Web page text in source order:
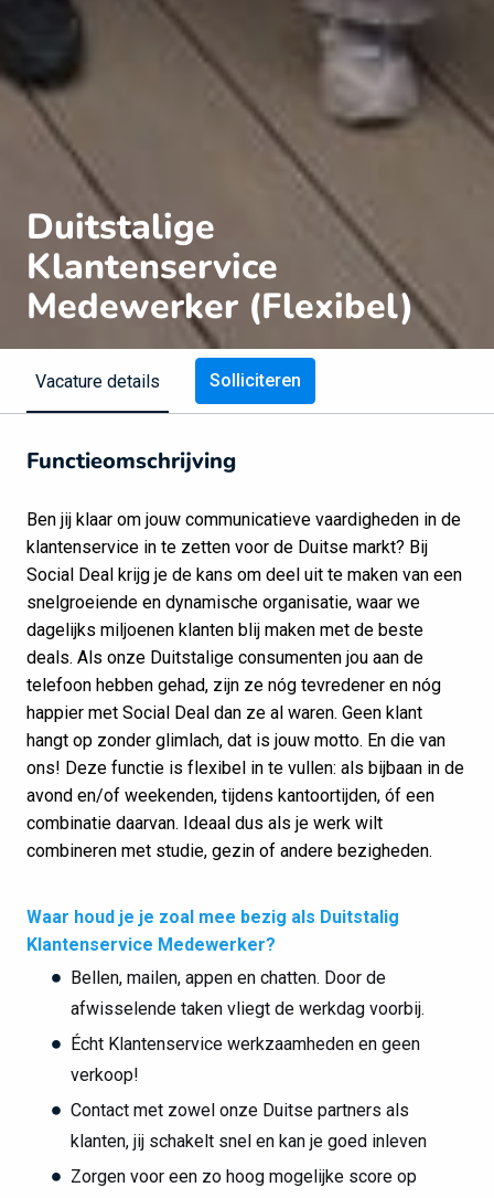
Duitstalige
Klantenservice
Medewerker (Flexibel)
Vacature details Solliciteren
Functieomschrijving
Ben jij klaar om jouw communicatieve vaardigheden in de
klantenservice in te zetten voor de Duitse markt? Bij
Social Deal krijg je de kans om deel uit te maken van een
snelgroeiende en dynamische organisatie, waar we
dagelijks miljoenen klanten blij maken met de beste
deals. Als onze Duitstalige consumenten jou aan de
telefoon hebben gehad, zijn ze nóg tevredener en nóg
happier met Social Deal dan ze al waren. Geen klant
hangt op zonder glimlach, dat is jouw motto. En die van
ons! Deze functie is flexibel in te vullen: als bijbaan in de
avond en/of weekenden, tijdens kantoortijden, óf een
combinatie daarvan. Ideaal dus als je werk wilt
combineren met studie, gezin of andere bezigheden.
Waar houd je je zoal mee bezig als Duitstalig
Klantenservice Medewerker?
Bellen, mailen, appen en chatten. Door de
afwisselende taken vliegt de werkdag voorbij.
Écht Klantenservice werkzaamheden en geen
verkoop!
Contact met zowel onze Duitse partners als
klanten, jij schakelt snel en kan je goed inleven
Zorgen voor een zo hoog mogelijke score op